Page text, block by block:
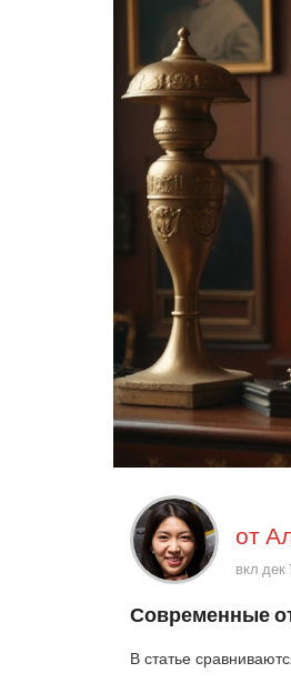
от
вкл дек
Современные
В статье